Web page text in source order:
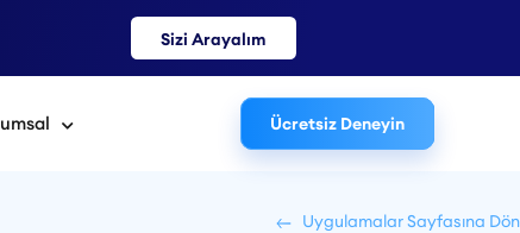
Sizi Arayalım
Ücretsiz Deneyin
Uygulamalar Sayfasına Dön